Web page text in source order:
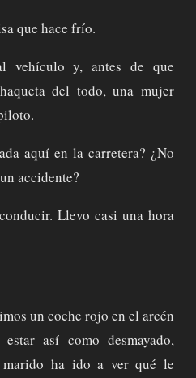
que hace frío.
vehículo y, antes de que
del todo, una mujer
aquí en la carretera? ¿No
accidente?
Llevo casi una hora
un coche rojo en el arcén
así como desmayado,
ha ido a ver qué le